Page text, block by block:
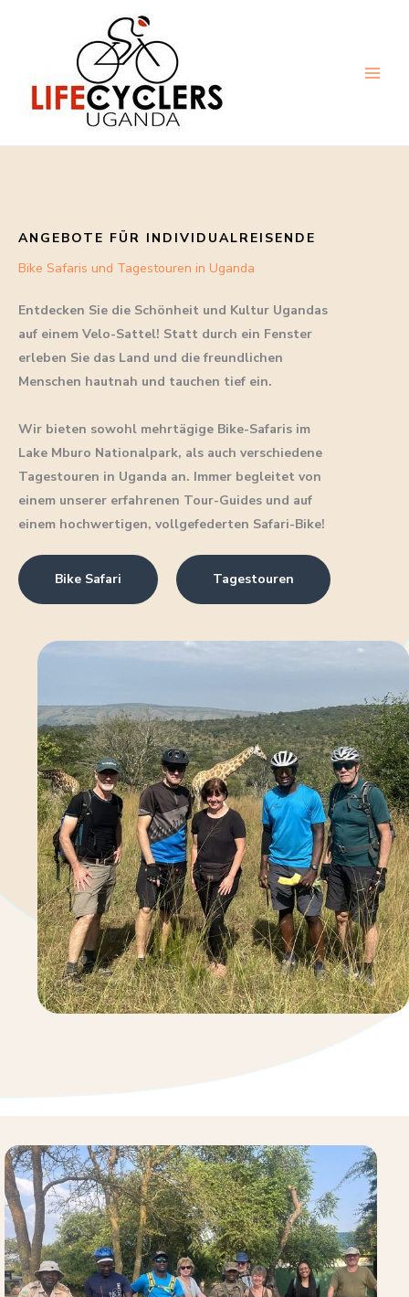
ANGEBOTE FÜR INDIVIDUALREISENDE
Bike Safaris und Tagestouren in Uganda
Entdecken Sie die Schönheit und Kultur Ugandas
auf einem Velo-Sattel! Statt durch ein Fenster
erleben Sie das Land und die freundlichen
Menschen hautnah und tauchen tief ein.
Wir bieten sowohl mehrtägige Bike-Safaris im
Lake Mburo Nationalpark, als auch verschiedene
Tagestouren in Uganda an. Immer begleitet von
einem unserer erfahrenen Tour-Guides und auf
einem hochwertigen, vollgefederten Safari-Bike!
Bike Safari Tagestouren